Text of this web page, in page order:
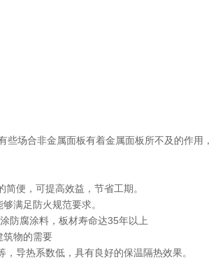
场合非金属面板有着金属面板所不及的作用
便，可提高效益，节省工期。
满足防火规范要求。
防腐涂料，板材寿命达35年以上
筑物的需要
导热系数低，具有良好的保温隔热效果。